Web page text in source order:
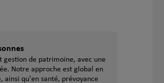
gestion de patrimoine, avec une
Notre approche est global en
ainsi qu'en santé, prévoyance